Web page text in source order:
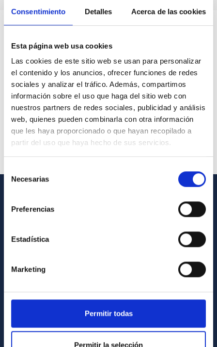
Consentimiento Detalles Acerca de las cookies
Esta página web usa cookies
Las cookies de este sitio web se usan para personalizar
el contenido y los anuncios, ofrecer funciones de redes
sociales y analizar el tráfico. Además, compartimos
información sobre el uso que haga del sitio web con
nuestros partners de redes sociales, publicidad y análisis
web, quienes pueden combinarla con otra información
que les haya proporcionado o que hayan recopilado a
partir del uso que haya hecho de sus servicios.
Necesarias
Preferencias
Estadística
Marketing
Permitir todas
Permitir la selección
Cómo llegar al IAC
Biblioteca
Registro general
INFORMACIÓN INSTITUCIONAL
Legislación